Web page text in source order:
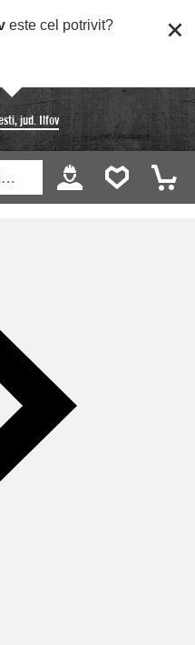
este cel potrivit?
jud. Ilfov